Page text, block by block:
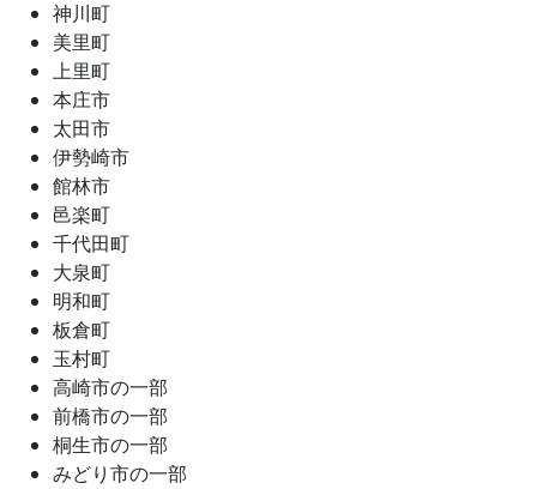
神川町
美里町
上里町
本庄市
太田市
伊勢崎市
館林市
邑楽町
千代田町
大泉町
明和町
板倉町
玉村町
高崎市の一部
前橋市の一部
桐生市の一部
みどり市の一部